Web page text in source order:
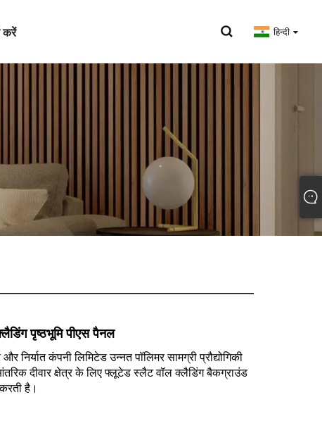
करें हिन्दी
पृष्ठभूमि पीएस पैनल
निर्यात कंपनी लिमिटेड उन्नत पॉलिमर सामग्री प्रौद्योगिकी
दीवार क्षेत्र के लिए फ्लूटेड स्लैट वॉल क्लैडिंग बैकग्राउंड
है।